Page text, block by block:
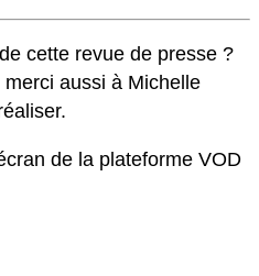
cette revue de presse ?
aussi à Michelle
de la plateforme VOD